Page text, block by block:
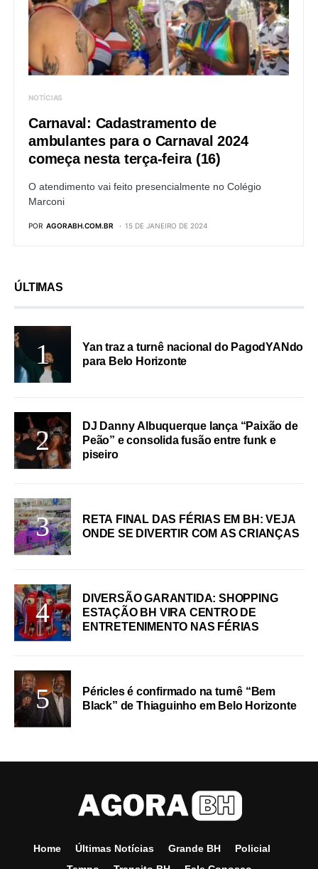
NOTÍCIAS
Carnaval: Cadastramento de
ambulantes para o Carnaval 2024
começa nesta terça-feira (16)
O atendimento vai feito presencialmente no Colégio
Marconi
POR AGORABH.COM.BR 15 DE JANEIRO DE 2024
ÚLTIMAS
Yan traz a turnê nacional do PagodYANdo
para Belo Horizonte
DJ Danny Albuquerque lança “Paixão de
Peão” e consolida fusão entre funk e
piseiro
RETA FINAL DAS FÉRIAS EM BH: VEJA
ONDE SE DIVERTIR COM AS CRIANÇAS
DIVERSÃO GARANTIDA: SHOPPING
ESTAÇÃO BH VIRA CENTRO DE
ENTRETENIMENTO NAS FÉRIAS
Péricles é confirmado na turnê “Bem
Black” de Thiaguinho em Belo Horizonte
Home Últimas Notícias Grande BH
Policial